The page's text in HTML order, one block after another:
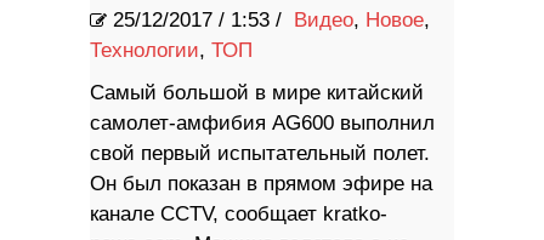
25/12/2017 / 1:53 / Видео, Новое,
Технологии, ТОП
Самый большой в мире китайский
самолет-амфибия AG600 выполнил
свой первый испытательный полет.
Он был показан в прямом эфире на
канале CCTV, сообщает kratko-